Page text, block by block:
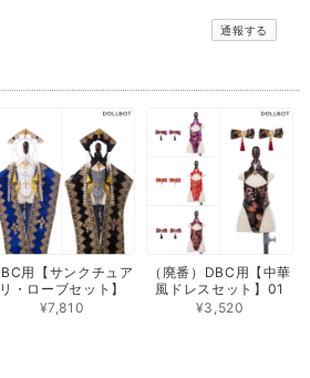
通報する
用【サンクチュア
リ・ローブセット】
¥7,810
（廃番）DBC用【中華
風ドレスセット】01
¥3,520